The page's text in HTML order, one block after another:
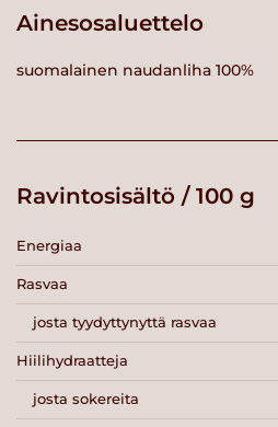
Ainesosaluettelo
suomalainen naudanliha 100%
Ravintosisältö / 100 g
Energiaa
Rasvaa
josta tyydyttynyttä rasvaa
Hiilihydraatteja
josta sokereita